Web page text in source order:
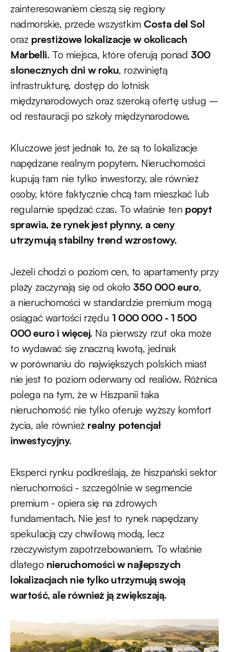
zainteresowaniem cieszą się regiony
nadmorskie, przede wszystkim Costa del Sol
oraz prestiżowe lokalizacje w okolicach
Marbelli. To miejsca, które oferują ponad 300
słonecznych dni w roku, rozwiniętą
infrastrukturę, dostęp do lotnisk
międzynarodowych oraz szeroką ofertę usług –
od restauracji po szkoły międzynarodowe.
Kluczowe jest jednak to, że są to lokalizacje
napędzane realnym popytem. Nieruchomości
kupują tam nie tylko inwestorzy, ale również
osoby, które faktycznie chcą tam mieszkać lub
regularnie spędzać czas. To właśnie ten popyt
sprawia, że rynek jest płynny, a ceny
utrzymują stabilny trend wzrostowy.
Jeżeli chodzi o poziom cen, to apartamenty przy
plaży zaczynają się od około 350 000 euro,
a nieruchomości w standardzie premium mogą
osiągać wartości rzędu 1 000 000 - 1 500
000 euro i więcej. Na pierwszy rzut oka może
to wydawać się znaczną kwotą, jednak
w porównaniu do największych polskich miast
nie jest to poziom oderwany od realiów. Różnica
polega na tym, że w Hiszpanii taka
nieruchomość nie tylko oferuje wyższy komfort
życia, ale również realny potencjał
inwestycyjny.
Eksperci rynku podkreślają, że hiszpański sektor
nieruchomości - szczególnie w segmencie
premium - opiera się na zdrowych
fundamentach. Nie jest to rynek napędzany
spekulacją czy chwilową modą, lecz
rzeczywistym zapotrzebowaniem. To właśnie
dlatego nieruchomości w najlepszych
lokalizacjach nie tylko utrzymują swoją
wartość, ale również ją zwiększają.